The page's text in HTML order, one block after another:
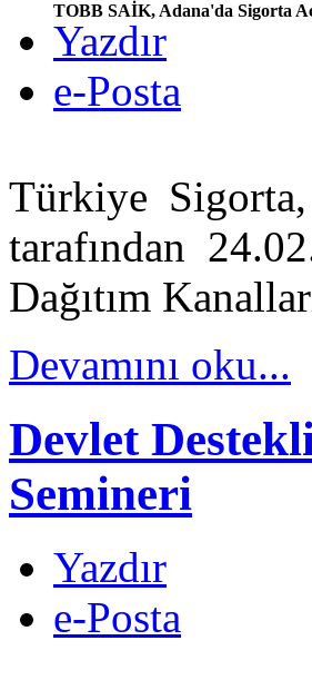
TOBB SAİK, Adana'da Sigorta
Yazdır
e-Posta
Türkiye
tarafından
Dağıtım
Devamını oku...
Devlet
Semineri
Yazdır
e-Posta